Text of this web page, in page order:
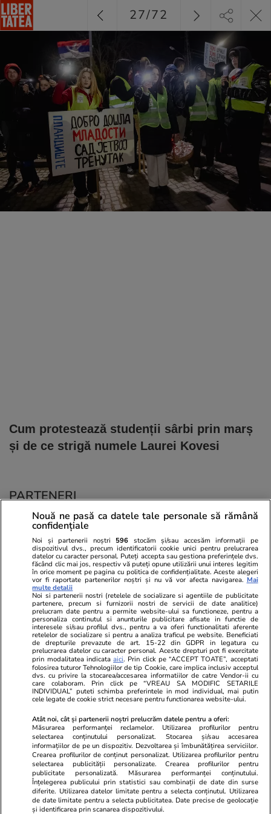
Cum protestează studenții sârbi prin marș
și de ce strigă numele Laurei Kovesi
27/72
PARTENERI
Viva.ro
Eliza, fiica Adrianei Iliescu, nu a mai fost
văzută demult, însă cele mai recente imagini
cu ea chiar fac înconjurul internetului, grație
unui mini-de...
Unica.ro
Nu și ei! S-au
căsnicie! Cei doi
secret. Nimeni
motiv al
© 2026 Ringier Romania. Toate drepturile rezervate
Actualizare preferințe cookies
Nouă ne pasă ca datele tale personale să rămână
confidențiale
Noi și partenerii noștri 596 stocăm și/sau accesăm informații pe
dispozitivul dvs., precum identificatorii cookie unici pentru prelucrarea
datelor cu caracter personal. Puteți accepta sau gestiona preferințele dvs.
făcând clic mai jos, respectiv vă puteți opune utilizării unui interes legitim
în orice moment pe pagina cu politica de confidențialitate. Aceste alegeri
vor fi raportate partenerilor noștri și nu vă vor afecta navigarea. Mai
multe detalii
Noi si partenerii nostri (retelele de socializare si agentiile de publicitate
partenere, precum si furnizorii nostri de servicii de date analitice)
prelucram date pentru a permite website-ului sa functioneze, pentru a
personaliza continutul si anunturile publicitare afisate in functie de
interesele si/sau profilul dvs., pentru a va oferi functionalitati aferente
retelelor de socializare si pentru a analiza traficul pe website. Beneficiati
de drepturile prevazute de art. 15-22 din GDPR in legatura cu
prelucrarea datelor cu caracter personal. Aceste drepturi pot fi exercitate
prin modalitatea indicataaici. Prin click pe “ACCEPT TOATE”, acceptati
folosirea tuturor Tehnologiilor de tip Cookie, care implica inclusiv acceptul
dvs. cu privire la stocarea/accesarea informatiilor de catre Vendor-ii cu
care colaboram. Prin click pe “VREAU SA MODIFIC SETARILE
INDIVIDUAL” puteti schimba preferintele in mod individual, mai putin
cele legate de cookie strict necesare pentru functionarea website-ului.
Atât noi, cât și partenerii noștri prelucrăm datele pentru a oferi:
Măsurarea performanței reclamelor. Utilizarea profilurilor pentru
selectarea conținutului personalizat. Stocarea și/sau accesarea
informațiilor de pe un dispozitiv. Dezvoltarea și îmbunătățirea serviciilor.
Crearea profilurilor de conținut personalizat. Utilizarea profilurilor pentru
selectarea publicității personalizate. Crearea profilurilor pentru
publicitate personalizată. Măsurarea performanței conținutului.
Înțelegerea publicului prin statistici sau combinații de date din surse
diferite. Utilizarea datelor limitate pentru a selecta conținutul. Utilizarea
de date limitate pentru a selecta publicitatea. Date precise de geolocație
și identificarea prin scanarea dispozitivului.